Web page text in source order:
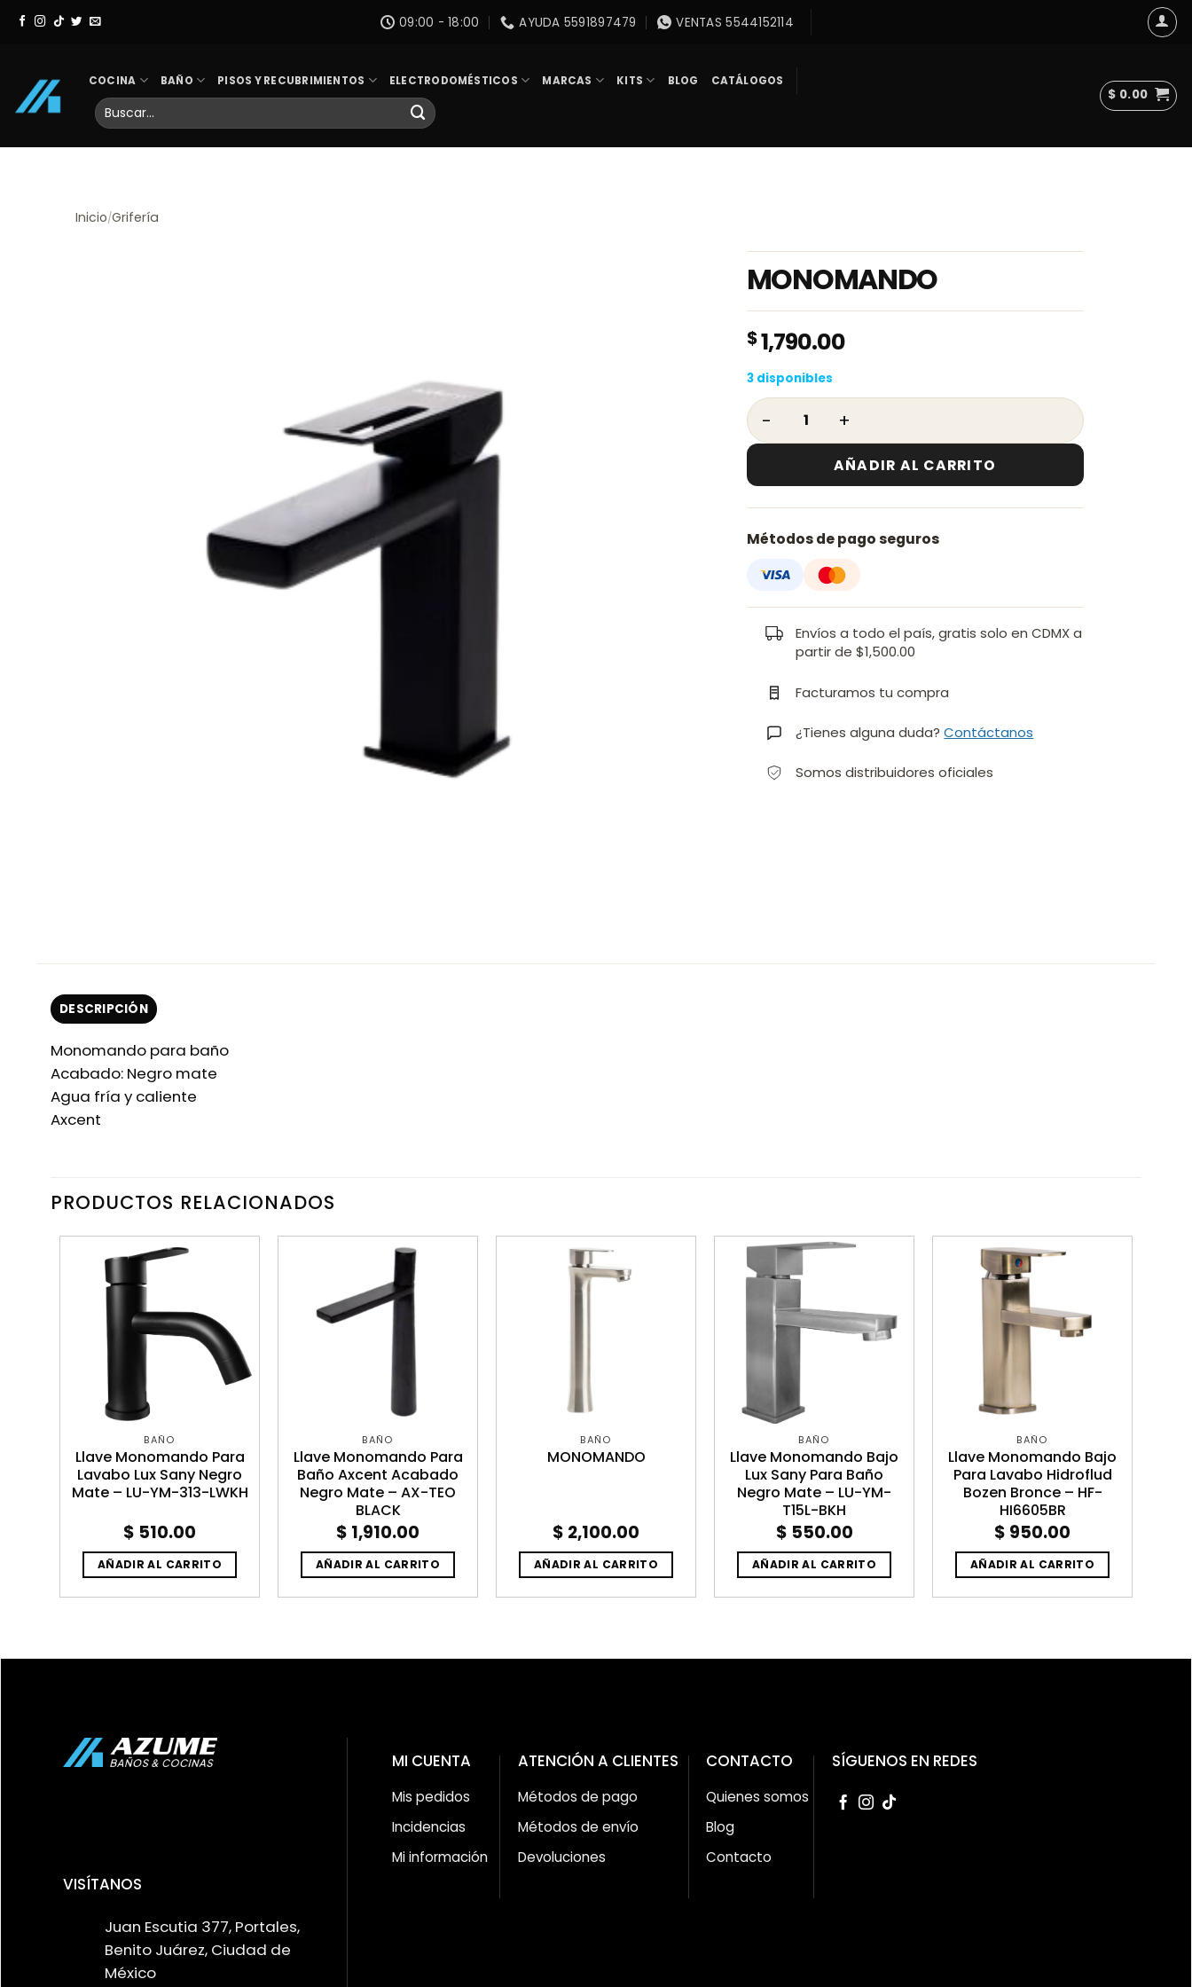
Skip
09:00 - 18:00 AYUDA 5591897479 VENTAS 5544152114
COCINA BAÑO PISOS Y RECUBRIMIENTOS ELECTRODOMÉSTICOS MARCAS KITS BLOG CATÁLOGOS
Buscar
por:
$ 0.00
Inicio/Grifería
MONOMANDO
$1,790.00
3 disponibles
MONOMANDO cantidad
AÑADIR AL CARRITO
Métodos de pago seguros
Envíos a todo el país, gratis solo en CDMX a
partir de $1,500.00
Facturamos tu compra
¿Tienes alguna duda?Contáctanos
Somos distribuidores oficiales
DESCRIPCIÓN
Monomando para baño
Acabado: Negro mate
Agua fría y caliente
Axcent
PRODUCTOS RELACIONADOS
BAÑO
Llave Monomando Para
Lavabo Lux Sany Negro
Mate – LU-YM-313-LWKH
$ 510.00
AÑADIR AL CARRITO
BAÑO
Llave Monomando Para
Baño Axcent Acabado
Negro Mate – AX-TEO
BLACK
$ 1,910.00
AÑADIR AL CARRITO
BAÑO
MONOMANDO
$ 2,100.00
AÑADIR AL CARRITO
BAÑO
Llave Monomando Bajo
Lux Sany Para Baño
Negro Mate – LU-YM-
T15L-BKH
$ 550.00
AÑADIR AL CARRITO
BAÑO
Llave Monomando Bajo
Para Lavabo Hidroflud
Bozen Bronce – HF-
HI6605BR
$ 950.00
AÑADIR AL CARRITO
VISÍTANOS
Juan Escutia 377, Portales,
Benito Juárez, Ciudad de
México
MI CUENTA
Mis pedidos
Incidencias
Mi información
ATENCIÓN A CLIENTES
Métodos de pago
Métodos de envío
Devoluciones
CONTACTO
Quienes somos
Blog
Contacto
SÍGUENOS EN REDES